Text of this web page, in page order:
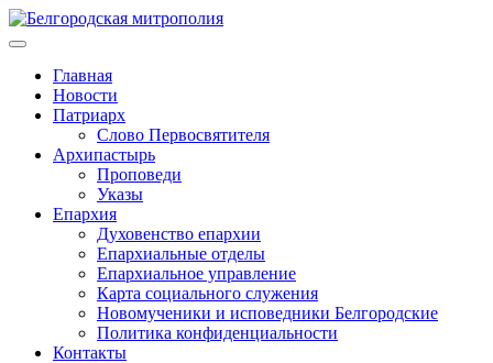
Главная
Новости
Патриарх
Слово Первосвятителя
Архипастырь
Проповеди
Указы
Епархия
Духовенство епархии
Епархиальные отделы
Епархиальное управление
Карта социального служения
Новомученики и исповедники Белгородские
Политика конфиденциальности
Контакты